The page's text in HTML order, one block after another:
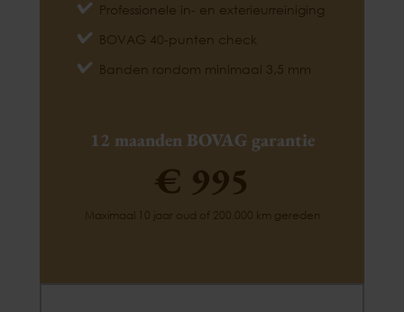
Professionele in- en exterieurreiniging
BOVAG 40-punten check
Banden rondom minimaal 3,5 mm
12 maanden BOVAG garantie
€ 995
Maximaal 10 jaar oud of 200.000 km gereden